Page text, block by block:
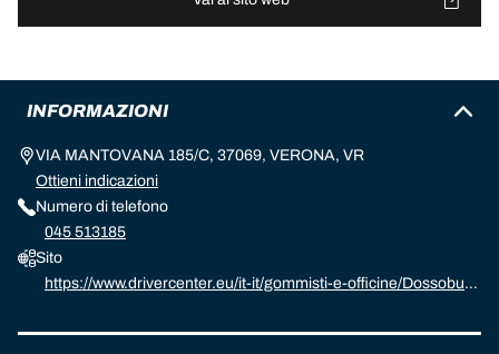
INFORMAZIONI
VIA MANTOVANA 185/C, 37069, VERONA, VR
Ottieni indicazioni
Numero di telefono
045 513185
Sito
https://www.drivercenter.eu/it-it/gommisti-e-officine/Dossobuo